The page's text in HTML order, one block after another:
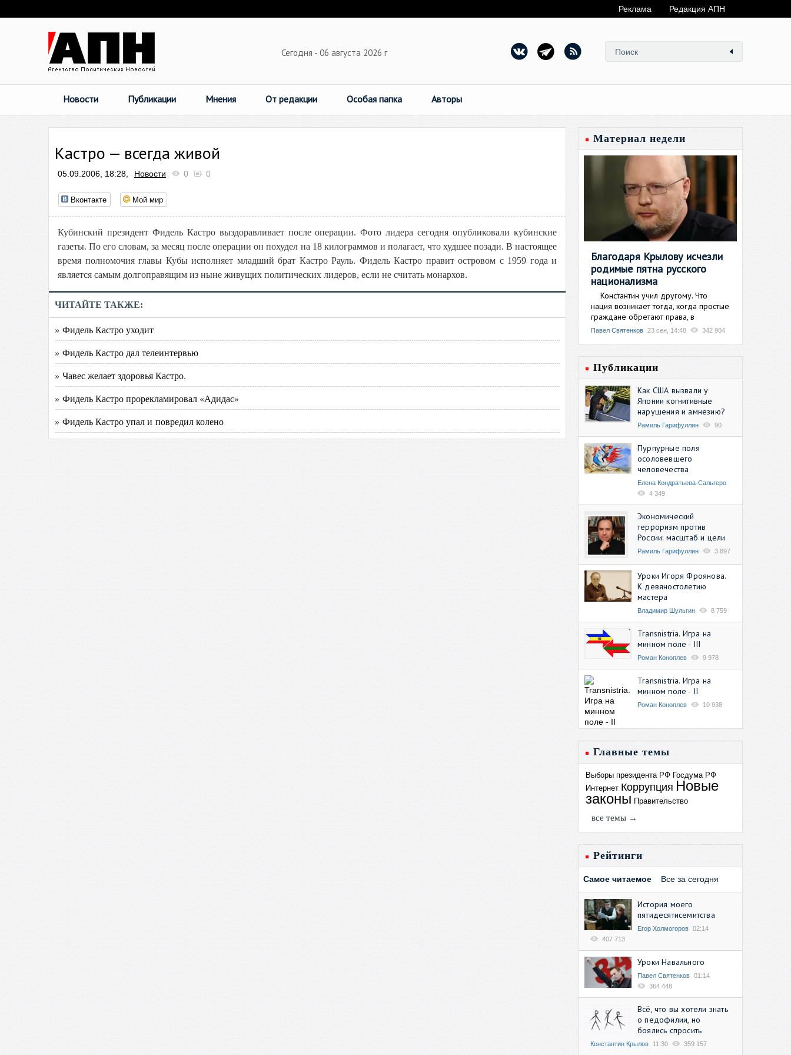
Реклама Редакция АПН
Сегодня - 06 августа 2026 г
Новости Публикации Мнения От редакции Особая папка Авторы
Кастро — всегда живой
05.09.2006, 18:28, Новости 0 0
Вконтакте Мой мир
Кубинский президент Фидель Кастро выздоравливает после операции. Фото лидера сегодня опубликовали кубинские
газеты. По его словам, за месяц после операции он похудел на 18 килограммов и полагает, что худшее позади. В настоящее
время полномочия главы Кубы исполняет младший брат Кастро Рауль. Фидель Кастро правит островом с 1959 года и
является самым долгоправящим из ныне живущих политических лидеров, если не считать монархов.
ЧИТАЙТЕ ТАКЖЕ:
» Фидель Кастро уходит
» Фидель Кастро дал телеинтервью
» Чавес желает здоровья Кастро.
» Фидель Кастро прорекламировал «Адидас»
» Фидель Кастро упал и повредил колено
Материал недели
Благодаря Крылову исчезли
родимые пятна русского
национализма
Константин учил другому. Что
нация возникает тогда, когда простые
граждане обретают права, в
Павел Святенков 23 сен, 14:48 342 904
Публикации
Как США вызвали у
Японии когнитивные
нарушения и амнезию?
Рамиль Гарифуллин 90
Пурпурные поля
осоловевшего
человечества
Елена Кондратьева-Сальгеро
4 349
Экономический
терроризм против
России: масштаб и цели
Рамиль Гарифуллин 3 897
Уроки Игоря Фроянова.
К девяностолетию
мастера
Владимир Шульгин 8 759
Transnistria. Игра на
минном поле - III
Роман Коноплев 9 978
Transnistria. Игра на
минном поле - II
Роман Коноплев 10 938
Главные темы
Выборы президента РФ Госдума РФ
Интернет Коррупция Новые
законы Правительство
все темы →
Рейтинги
Самое читаемое Все за сегодня
История моего
пятидесятисемитства
Егор Холмогоров 02:14
407 713
Уроки Навального
Павел Святенков 01:14
364 448
Всё, что вы хотели знать
о педофилии, но
боялись спросить
Константин Крылов 11:30 359 157